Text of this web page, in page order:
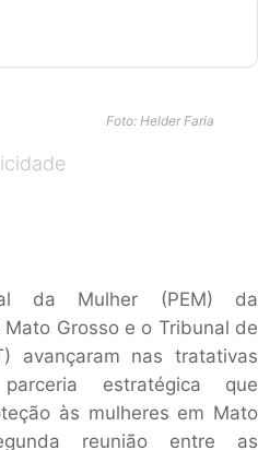
Foto: Helder Faria
da Mulher (PEM) da
Grosso e o Tribunal de
avançaram nas tratativas
estratégica que
às mulheres em Mato
reunião entre as